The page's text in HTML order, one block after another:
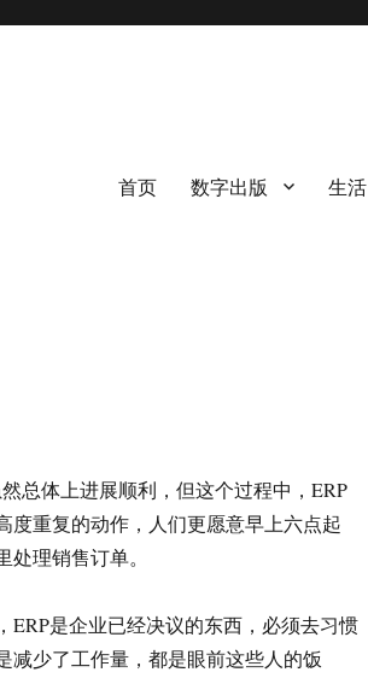
首页 数字出版 生活
总体上进展顺利，但这个过程中，ERP
度重复的动作，人们更愿意早上六点起
理销售订单。
是企业已经决议的东西，必须去习惯
减少了工作量，都是眼前这些人的饭